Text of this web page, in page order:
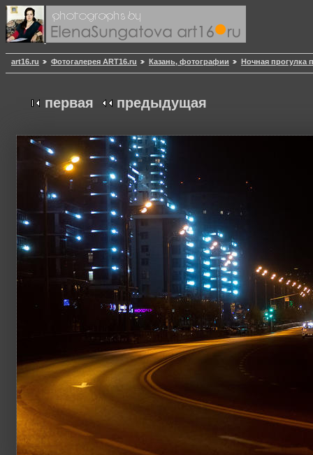
art16.ru Фотогалерея ART16.ru Казань, фотографии Ночная прогулка
первая предыдущая